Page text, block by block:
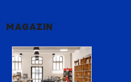
MAGAZIN